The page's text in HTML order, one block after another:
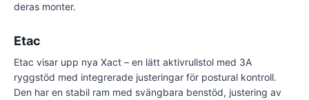
deras monter.
Etac
Etac visar upp nya Xact – en lätt aktivrullstol med 3A
ryggstöd med integrerade justeringar för postural kontroll.
Den har en stabil ram med svängbara benstöd, justering av